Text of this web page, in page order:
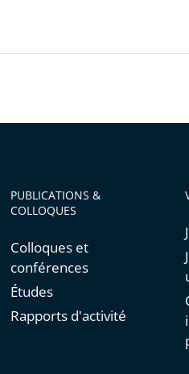
PUBLICATIONS &
COLLOQUES
Colloques et
conférences
Études
Rapports d'activité